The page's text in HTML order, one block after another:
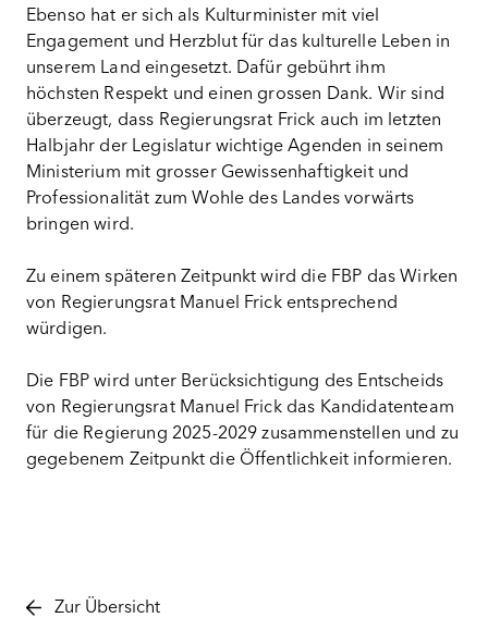
Ebenso hat er sich als Kulturminister mit viel
Engagement und Herzblut für das kulturelle Leben in
unserem Land eingesetzt. Dafür gebührt ihm
höchsten Respekt und einen grossen Dank. Wir sind
überzeugt, dass Regierungsrat Frick auch im letzten
Halbjahr der Legislatur wichtige Agenden in seinem
Ministerium mit grosser Gewissenhaftigkeit und
Professionalität zum Wohle des Landes vorwärts
bringen wird.
Zu einem späteren Zeitpunkt wird die FBP das Wirken
von Regierungsrat Manuel Frick entsprechend
würdigen.
Die FBP wird unter Berücksichtigung des Entscheids
von Regierungsrat Manuel Frick das Kandidatenteam
für die Regierung 2025-2029 zusammenstellen und zu
gegebenem Zeitpunkt die Öffentlichkeit informieren.
Zur Übersicht